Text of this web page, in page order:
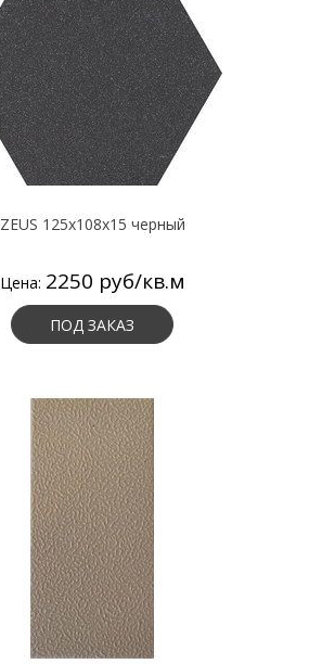
ZEUS 125x108x15 черный
Цена: 2250 руб/кв.м
ПОД ЗАКАЗ